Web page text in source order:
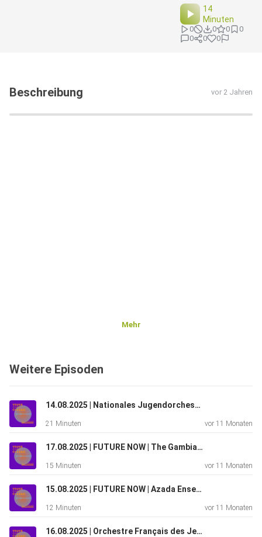
14
Minuten
0 0 0
0
0
0 0
Beschreibung vor 2 Jahren
Mehr
Weitere Episoden
14.08.2025 | Nationales Jugendorchester der Slowakei
21 Minuten vor 11 Monaten
17.08.2025 | FUTURE NOW | The Gambiana
15 Minuten vor 11 Monaten
15.08.2025 | FUTURE NOW | Azada Ensemble
12 Minuten vor 11 Monaten
16.08.2025 | Orchestre Français des Jeunes